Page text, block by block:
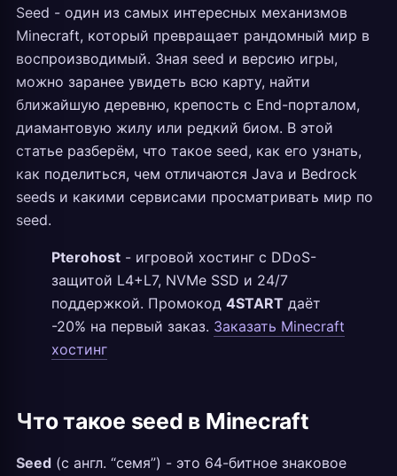
Seed - один из самых интересных механизмов
Minecraft, который превращает рандомный мир в
воспроизводимый. Зная seed и версию игры,
можно заранее увидеть всю карту, найти
ближайшую деревню, крепость с End-порталом,
диамантовую жилу или редкий биом. В этой
статье разберём, что такое seed, как его узнать,
как поделиться, чем отличаются Java и Bedrock
seeds и какими сервисами просматривать мир по
seed.
Pterohost - игровой хостинг с DDoS-
защитой L4+L7, NVMe SSD и 24/7
поддержкой. Промокод 4START даёт
-20% на первый заказ. Заказать Minecraft
хостинг
Что такое seed в Minecraft
Seed (с англ. “семя”) - это 64-битное знаковое